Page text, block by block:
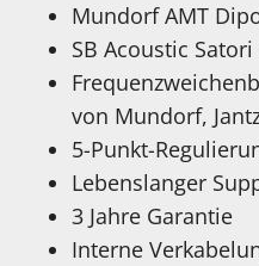
Mundorf AMT
SB Acoustic
von Mundorf,
5-Punkt-
Lebenslanger
3 Jahre Garantie
Interne